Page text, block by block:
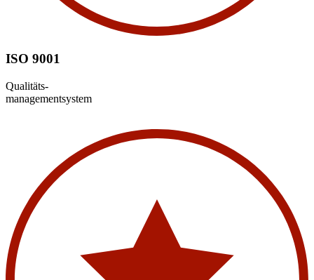
ISO 9001
Qualitäts-
managementsystem